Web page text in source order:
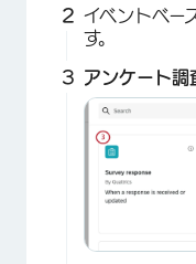
イベントベー
す。
アンケート調